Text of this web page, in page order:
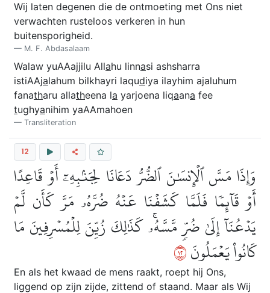
Wij laten degenen die de ontmoeting met Ons niet
verwachten rusteloos verkeren in hun
buitensporigheid.
M. F. Abdasalaam
Walaw yuAAajjilu Allahu linnasi ashsharra
istiAAjalahum bilkhayri laqudiya ilayhim ajaluhum
fanatharu allatheena la yarjoena liqaana fee
tughyanihim yaAAmahoen
Transliteration
12
وَإِذَا مَسَّ ٱلۡإِنسَٰنَ ٱلضُّرُّ دَعَانَا لِجَنۢبِهِۦٓ أَوۡ قَاعِدًا
أَوۡ قَآئِمٗا فَلَمَّا كَشَفۡنَا عَنۡهُ ضُرَّهُۥ مَرَّ كَأَن لَّمۡ
يَدۡعُنَآ إِلَىٰ ضُرّٖ مَّسَّهُۥۚ كَذَٰلِكَ زُيِّنَ لِلۡمُسۡرِفِينَ مَا
كَانُواْ يَعۡمَلُونَ٢١
En als het kwaad de mens raakt, roept hij Ons,
liggend op zijn zijde, zittend of staand. Maar als Wij